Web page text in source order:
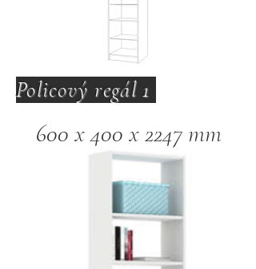
Policový regál 1
600 x 400 x 2247 mm